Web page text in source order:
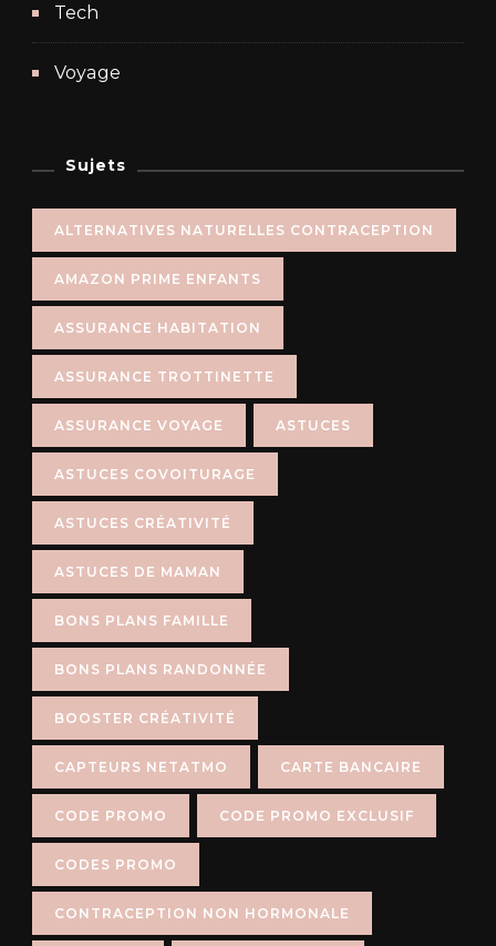
Tech
Voyage
Sujets
ALTERNATIVES NATURELLES CONTRACEPTION
AMAZON PRIME ENFANTS
ASSURANCE HABITATION
ASSURANCE TROTTINETTE
ASSURANCE VOYAGE ASTUCES
ASTUCES COVOITURAGE
ASTUCES CRÉATIVITÉ
ASTUCES DE MAMAN
BONS PLANS FAMILLE
BONS PLANS RANDONNÉE
BOOSTER CRÉATIVITÉ
CAPTEURS NETATMO CARTE BANCAIRE
CODE PROMO CODE PROMO EXCLUSIF
CODES PROMO
CONTRACEPTION NON HORMONALE